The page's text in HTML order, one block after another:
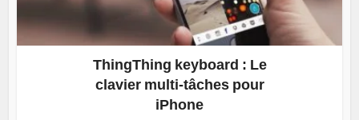
ThingThing keyboard : Le
clavier multi-tâches pour
iPhone